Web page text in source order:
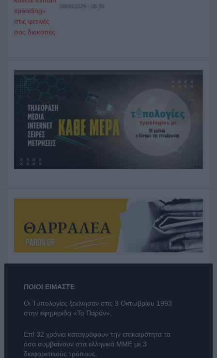
08/08/2026 - 06:20
ΠΟΙΟΙ ΕΙΜΑΣΤΕ
Οι Τυπολογίες ξεκίνησαν στις 3 Οκτωβρίου 1993
στην εφημερίδα «Το Παρόν».
Επί 32 χρόνια καταγράφουν την επικαιρότητα τα
όσα συμβαίνουν στα ελληνικά ΜΜΕ με 3
διαφορετικούς τρόπους.